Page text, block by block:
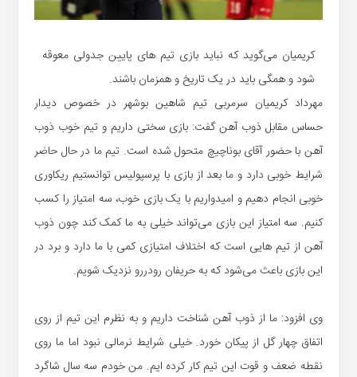
کریمیان می‌گوید که نباید بازی تیم های پایین جدولی معوقه
شود و همگی باید در یک تاریخ و همزمان باشند.
مهرداد کریمیان سرمربی تیم شاهین بوشهر در خصوص دیدار
حساس مقابل ذوب آهن گفت: بازی سختی داریم و تیم خوب ذوب
آهن با حضور آقای بوناچیچ متحول شده است. تیم ما در حال حاضر
شرایط خوبی دارد و ما بعد از بازی با پرسپولیس توانستیم ریکاوری
خوبی انجام دهیم و امیدواریم با یک بازی خوب، سه امتیاز را کسب
کنیم. سه امتیاز این بازی می‌تواند خیلی به ما کمک کند چون ذوب
آهن از تیم هایی است که اختلاف امتیازی کمی با ما دارد و برد در
این بازی باعث می‌شود که به حریفان رودررو نزدیک شویم.
وی افزود: ما از ذوب آهن شناخت داریم و به نظرم این تیم از روی
اتفاق چهار گل از پیکان خورد. خیلی شرایط نرمالی نبود اما ما روی
نقطه ضعف و قوت این تیم کار کرده ایم. من خودم سه سال شاگرد